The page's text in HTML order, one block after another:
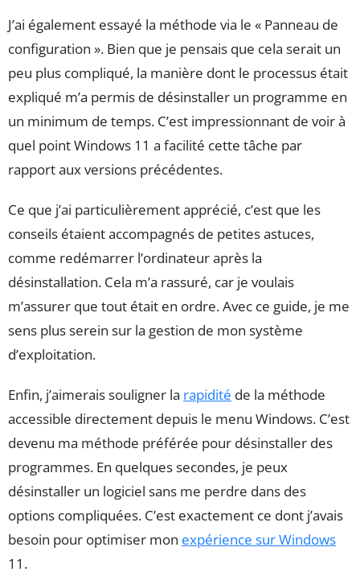
J’ai également essayé la méthode via le « Panneau de
configuration ». Bien que je pensais que cela serait un
peu plus compliqué, la manière dont le processus était
expliqué m’a permis de désinstaller un programme en
un minimum de temps. C’est impressionnant de voir à
quel point Windows 11 a facilité cette tâche par
rapport aux versions précédentes.
Ce que j’ai particulièrement apprécié, c’est que les
conseils étaient accompagnés de petites astuces,
comme redémarrer l’ordinateur après la
désinstallation. Cela m’a rassuré, car je voulais
m’assurer que tout était en ordre. Avec ce guide, je me
sens plus serein sur la gestion de mon système
d’exploitation.
Enfin, j’aimerais souligner la rapidité de la méthode
accessible directement depuis le menu Windows. C’est
devenu ma méthode préférée pour désinstaller des
programmes. En quelques secondes, je peux
désinstaller un logiciel sans me perdre dans des
options compliquées. C’est exactement ce dont j’avais
besoin pour optimiser mon expérience sur Windows
11.